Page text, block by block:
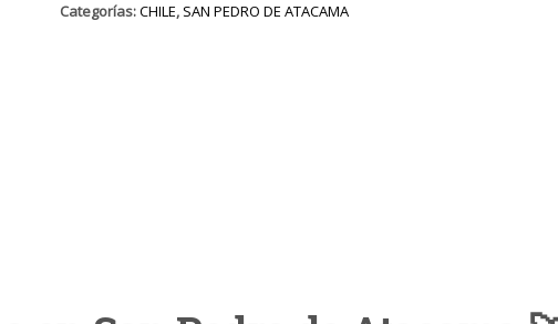
Categorías:CHILE, SAN PEDRO DE ATACAMA